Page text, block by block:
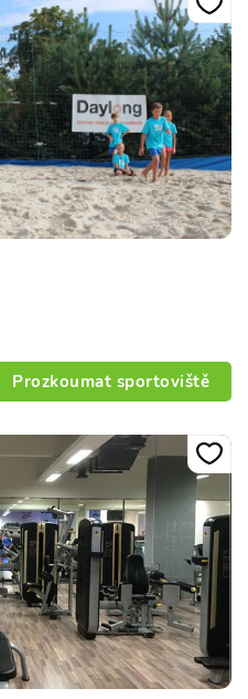
Prozkoumat sportoviště